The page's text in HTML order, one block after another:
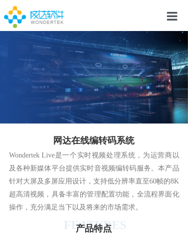
Wondertek Live是一个实时视频处理系统，为运营商以
及各种新媒体平台提供实时音视频编转码服务。本产品
针对大屏及多屏应用设计，支持低分辨率直至60帧的8K
超高清视频，具备丰富的管理配置功能，全流程界面化
操作，充分满足当下以及将来的市场需求。
网达在线编转码系统
产品特点
FEATURES